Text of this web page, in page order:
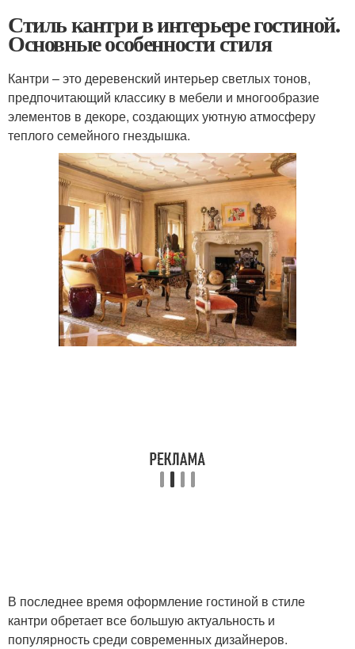
Стиль кантри в интерьере гостиной.
Основные особенности стиля
Кантри – это деревенский интерьер светлых тонов,
предпочитающий классику в мебели и многообразие
элементов в декоре, создающих уютную атмосферу
теплого семейного гнездышка.
В последнее время оформление гостиной в стиле
кантри обретает все большую актуальность и
популярность среди современных дизайнеров.